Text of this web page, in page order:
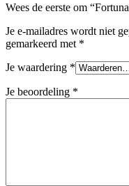
Wees de eerste om
Je e-mailadres wordt niet
gemarkeerd met *
Je waardering *
Je beoordeling *